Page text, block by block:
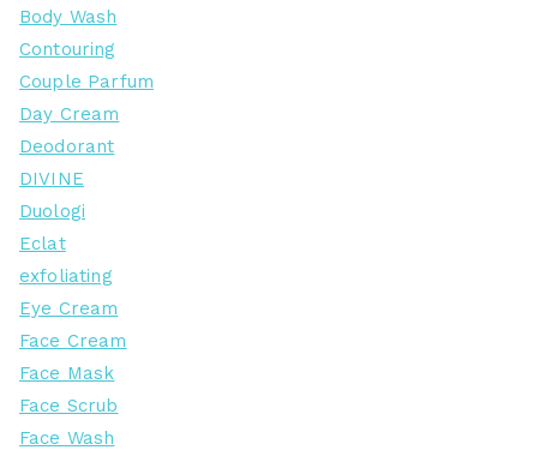
Body Wash
Contouring
Couple Parfum
Day Cream
Deodorant
DIVINE
Duologi
Eclat
exfoliating
Eye Cream
Face Cream
Face Mask
Face Scrub
Face Wash